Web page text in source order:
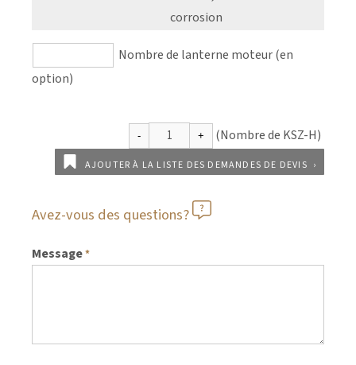
corrosion
Nombre de lanterne moteur (en
option)
AJOUTER À LA LISTE DES DEMANDES DE DEVIS
Avez-vous des questions?
Message*